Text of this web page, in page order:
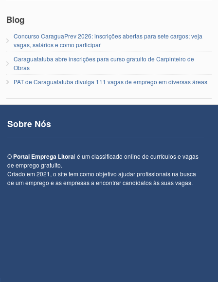
Blog
Concurso CaraguaPrev 2026: inscrições abertas para sete cargos; veja
vagas, salários e como participar
Caraguatatuba abre inscrições para curso gratuito de Carpinteiro de
Obras
PAT de Caraguatatuba divulga 111 vagas de emprego em diversas áreas
Sobre Nós
O Portal Emprega Litoral é um classificado online de currículos e vagas
de emprego gratuito.
Criado em 2021, o site tem como objetivo ajudar profissionais na busca
de um emprego e as empresas a encontrar candidatos às suas vagas.